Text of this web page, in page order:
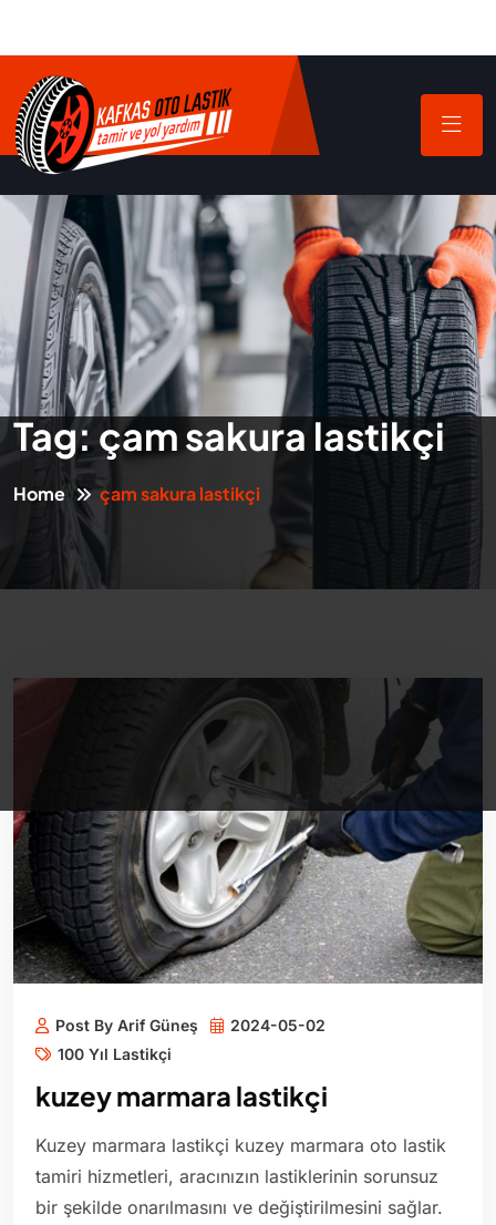
Tag:çam sakura lastikçi
Home çam sakura lastikçi
Post By Arif Güneş
2024-05-02
100 Yıl Lastikçi
kuzey marmara lastikçi
Kuzey marmara lastikçi kuzey marmara oto lastik
tamiri hizmetleri, aracınızın lastiklerinin sorunsuz
bir şekilde onarılmasını ve değiştirilmesini sağlar.